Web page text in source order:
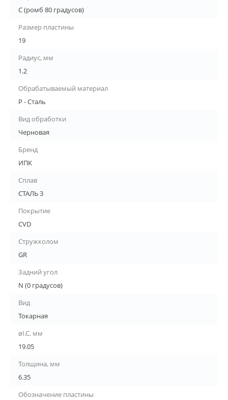
C (ромб 80 градусов)
Размер пластины
19
Радиус, мм
1.2
Обрабатываемый материал
P - Сталь
Вид обработки
Черновая
Бренд
ИПК
Сплав
СТАЛЬ 3
Покрытие
CVD
Стружколом
GR
Задний угол
N (0 градусов)
Вид
Токарная
øI.C, мм
19.05
Толщина, мм
6.35
Обозначение пластины